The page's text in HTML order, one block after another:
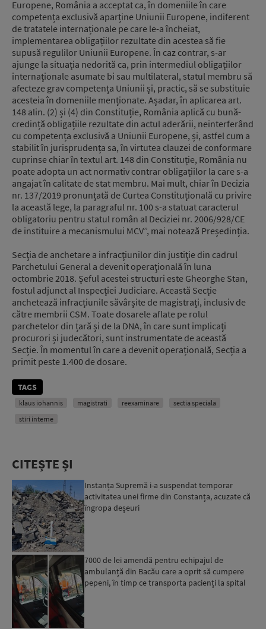
Europene, România a acceptat ca, în domeniile în care
competența exclusivă aparține Uniunii Europene, indiferent
de tratatele internaționale pe care le-a încheiat,
implementarea obligațiilor rezultate din acestea să fie
supusă regulilor Uniunii Europene. În caz contrar, s-ar
ajunge la situația nedorită ca, prin intermediul obligațiilor
internaționale asumate bi sau multilateral, statul membru să
afecteze grav competența Uniunii și, practic, să se substituie
acesteia în domeniile menționate. Așadar, în aplicarea art.
148 alin. (2) și (4) din Constituție, România aplică cu bună-
credință obligațiile rezultate din actul aderării, neinterferând
cu competența exclusivă a Uniunii Europene, și, astfel cum a
stabilit în jurisprudența sa, în virtutea clauzei de conformare
cuprinse chiar în textul art. 148 din Constituție, România nu
poate adopta un act normativ contrar obligațiilor la care s-a
angajat în calitate de stat membru. Mai mult, chiar în Decizia
nr. 137/2019 pronunțată de Curtea Constituțională cu privire
la această lege, la paragraful nr. 100 s-a statuat caracterul
obligatoriu pentru statul român al Deciziei nr. 2006/928/CE
de instituire a mecanismului MCV”, mai notează Președinția.
Secţia de anchetare a infracţiunilor din justiţie din cadrul
Parchetului General a devenit operaţională în luna
octombrie 2018. Șeful acestei structuri este Gheorghe Stan,
fostul adjunct al Inspecției Judiciare. Această Secție
anchetează infracțiunile săvârșite de magistrați, inclusiv de
către membrii CSM. Toate dosarele aflate pe rolul
parchetelor din țară și de la DNA, în care sunt implicați
procurori și judecători, sunt instrumentate de această
Secție. În momentul în care a devenit operațională, Secția a
primit peste 1.400 de dosare.
TAGS
klaus iohannis magistrati reexaminare
sectia speciala
stiri interne
CITEȘTE ȘI
Instanța Supremă i-a suspendat temporar
activitatea unei firme din Constanța, acuzate că
îngropa deșeuri
7000 de lei amendă pentru echipajul de
ambulanță din Bacău care a oprit să cumpere
pepeni, în timp ce transporta pacienți la spital